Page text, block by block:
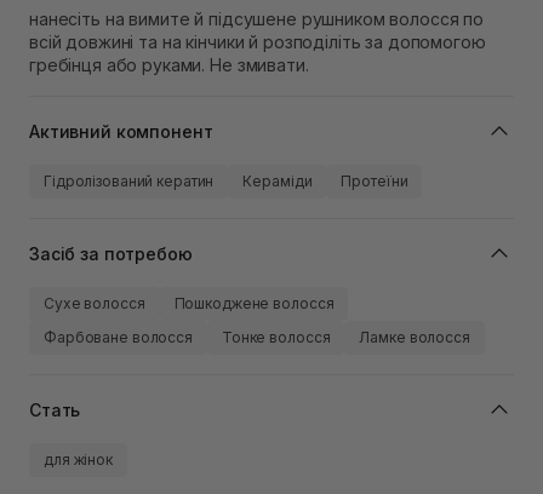
нанесіть на вимите й підсушене рушником волосся по
всій довжині та на кінчики й розподіліть за допомогою
гребінця або руками. Не змивати.
Активний компонент
Гідролізований кератин Кераміди Протеїни
Засіб за потребою
Сухе волосся
Пошкоджене волосся
Фарбоване волосся
Тонке волосся Ламке волосся
Стать
для жінок